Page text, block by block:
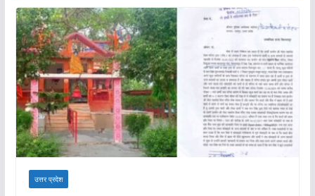
उत्तर प्रदेश